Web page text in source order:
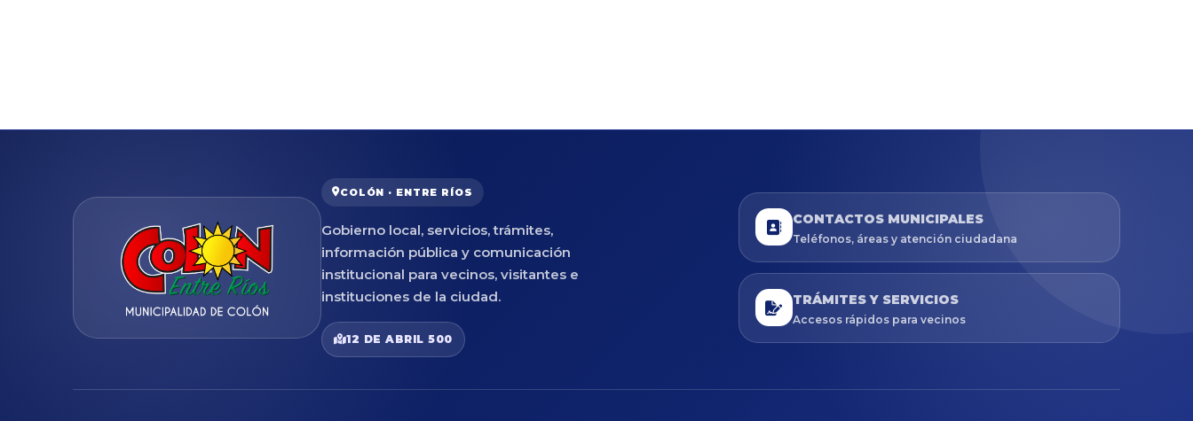
COLÓN · ENTRE RÍOS
Gobierno local, servicios, trámites,
información pública y comunicación
institucional para vecinos, visitantes e
instituciones de la ciudad.
12 DE ABRIL 500
CONTACTOS MUNICIPALES
Teléfonos, áreas y atención ciudadana
TRÁMITES Y SERVICIOS
Accesos rápidos para vecinos